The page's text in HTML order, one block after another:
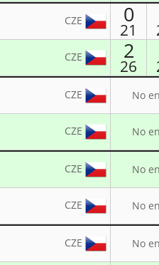
CZE 0
21
CZE 2
26
CZE No
CZE No
CZE No
CZE No
CZE No